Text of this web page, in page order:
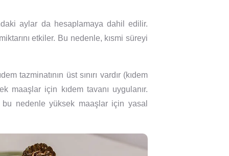
aylar da hesaplamaya dahil edilir.
etkiler. Bu nedenle, kısmi süreyi
tazminatının üst sınırı vardır (kıdem
maaşlar için kıdem tavanı uygulanır.
bu nedenle yüksek maaşlar için yasal